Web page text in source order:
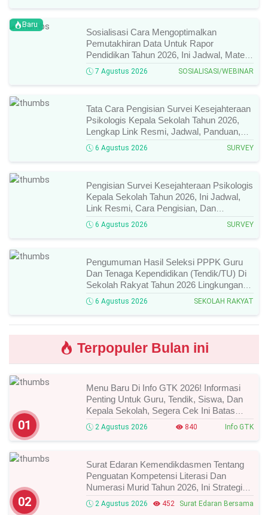
Baru
Sosialisasi Cara Mengoptimalkan
Pemutakhiran Data Untuk Rapor
Pendidikan Tahun 2026, Ini Jadwal, Materi,
Narasumber, Dan Link Mengikutinya!
7 Agustus 2026 SOSIALISASI/WEBINAR
Tata Cara Pengisian Survei Kesejahteraan
Psikologis Kepala Sekolah Tahun 2026,
Lengkap Link Resmi, Jadwal, Panduan,
Dan Hal Yang Wajib Diperhatikan!
6 Agustus 2026 SURVEY
Pengisian Survei Kesejahteraan Psikologis
Kepala Sekolah Tahun 2026, Ini Jadwal,
Link Resmi, Cara Pengisian, Dan
Ketentuan Lengkapnya!
6 Agustus 2026 SURVEY
Pengumuman Hasil Seleksi PPPK Guru
Dan Tenaga Kependidikan (Tendik/TU) Di
Sekolah Rakyat Tahun 2026 Lingkungan
Kementerian Sosial RI, Ini Daftar Nama
Peserta Yang Lolos!
6 Agustus 2026 SEKOLAH RAKYAT
Terpopuler Bulan ini
01
Menu Baru Di Info GTK 2026! Informasi
Penting Untuk Guru, Tendik, Siswa, Dan
Kepala Sekolah, Segera Cek Ini Batas
Waktunya!
2 Agustus 2026 840 Info GTK
02
Surat Edaran Kemendikdasmen Tentang
Penguatan Kompetensi Literasi Dan
Numerasi Murid Tahun 2026, Ini Strategi
Dan Alurnya
2 Agustus 2026 452 Surat Edaran Bersama